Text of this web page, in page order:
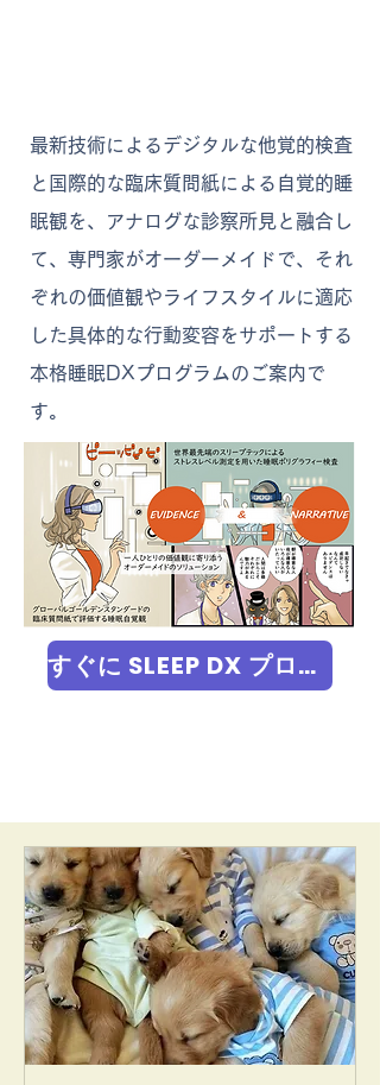
最新技術によるデジタルな他覚的検査
と国際的な臨床質問紙による自覚的睡
眠観を、アナログな診察所見と融合し
て、専門家がオーダーメイドで、それ
ぞれの価値観やライフスタイルに適応
した具体的な行動変容をサポートする
本格睡眠DXプログラムのご案内で
す。
すぐに SLEEP DX プログラムを受けてみる